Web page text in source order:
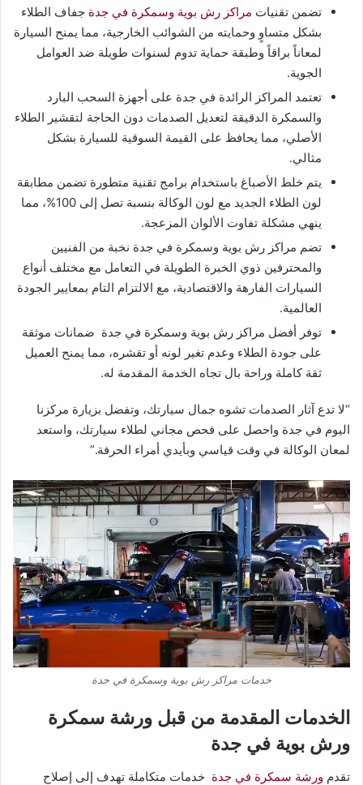
تضمن تقنيات مراكز رش بوية وسمكرة في جدة جفاف الطلاء
بشكل متساوٍ وحمايته من الشوائب الخارجية، مما يمنح السيارة
لمعاناً براقاً وطبقة حماية تدوم لسنوات طويلة ضد العوامل
الجوية.
تعتمد المراكز الرائدة في جدة على أجهزة السحب البارد
والسمكرة الدقيقة لتعديل الصدمات دون الحاجة لتقشير الطلاء
الأصلي، مما يحافظ على القيمة السوقية للسيارة بشكل
مثالي.
يتم خلط الأصباغ باستخدام برامج تقنية متطورة تضمن مطابقة
لون الطلاء الجديد مع لون الوكالة بنسبة تصل إلى 100%، مما
ينهي مشكلة تفاوت الألوان المزعجة.
تضم مراكز رش بوية وسمكرة في جدة نخبة من الفنيين
والمحترفين ذوي الخبرة الطويلة في التعامل مع مختلف أنواع
السيارات الفارهة والاقتصادية، مع الالتزام التام بمعايير الجودة
العالمية.
توفر أفضل مراكز رش بوية وسمكرة في جدة ضمانات موثقة
على جودة الطلاء وعدم تغير لونه أو تقشره، مما يمنح العميل
ثقة كاملة وراحة بال تجاه الخدمة المقدمة له.
“لا تدع آثار الصدمات تشوه جمال سيارتك، وتفضل بزيارة مركزنا
اليوم في جدة واحصل على فحص مجاني لطلاء سيارتك، واستعد
لمعان الوكالة في وقت قياسي وبأيدي أمراء الحرفة.”
خدمات مراكز رش بوية وسمكرة في جدة
الخدمات المقدمة من قبل ورشة سمكرة
ورش بوية في جدة
تقدم ورشة سمكرة في جدة خدمات متكاملة تهدف إلى إصلاح